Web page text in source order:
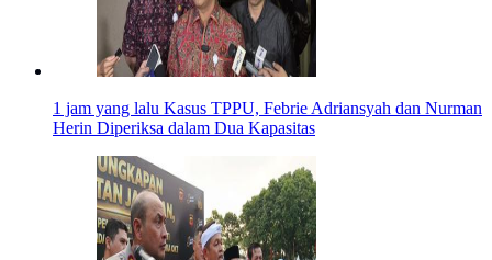
1 jam yang lalu Kasus TPPU, Febrie Adriansyah dan Nurman
Herin Diperiksa dalam Dua Kapasitas